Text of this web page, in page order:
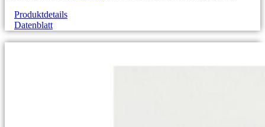
Produktdetails
Datenblatt